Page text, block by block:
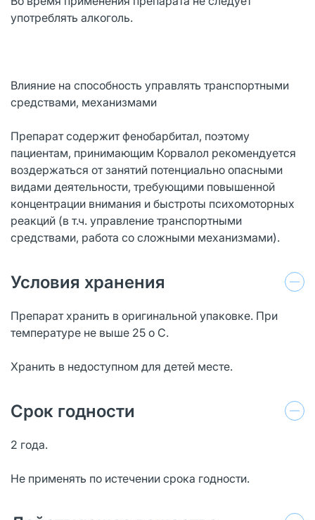
употреблять алкоголь.
Влияние на способность управлять транспортными
средствами, механизмами
Препарат содержит фенобарбитал, поэтому
пациентам, принимающим Корвалол рекомендуется
воздержаться от занятий потенциально опасными
видами деятельности, требующими повышенной
концентрации внимания и быстроты психомоторных
реакций (в т.ч. управление транспортными
средствами, работа со сложными механизмами).
Условия хранения
Препарат хранить в оригинальной упаковке. При
температуре не выше 25 о С.
Хранить в недоступном для детей месте.
Срок годности
2 года.
Не применять по истечении срока годности.